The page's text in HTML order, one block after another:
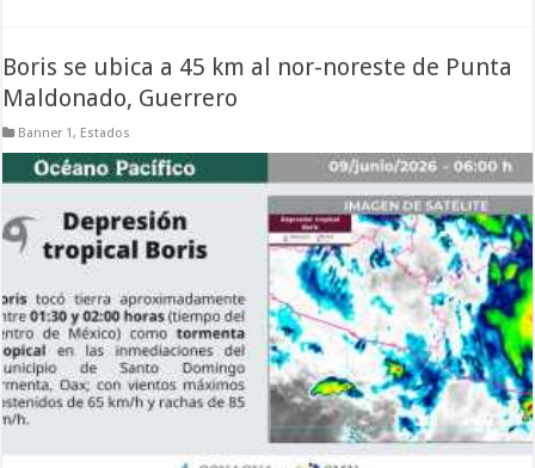
Boris se ubica a 45 km al nor-noreste de Punta
Maldonado, Guerrero
Banner 1, Estados